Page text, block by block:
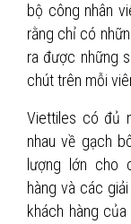
bộ công nhân
rằng chỉ có
ra được những
chút trên mỗi
Viettiles có đủ
nhau về gạch
lượng lớn cho
hàng và các
khách hàng của